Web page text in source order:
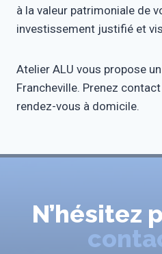
à la valeur patrimoniale de
investissement justifié et
Atelier ALU vous propose
Francheville. Prenez
rendez-vous à domicile.
N’hésitez